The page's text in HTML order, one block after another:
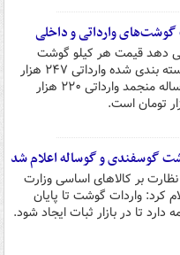
وارداتی و داخلی
دهد قیمت هر کیلو گوشت
گوسفند منجمد بسته بندی شده وارداتی ۲۴۷ هزار
تومان، گوشت گوساله منجمد وارداتی ۲۲۰ هزار
گوسفندی و گوساله اعلام شد
بر کالاهای اساسی وزارت
کرد: واردات گوشت تا پایان
دارد تا در بازار ثبات ایجاد شود.